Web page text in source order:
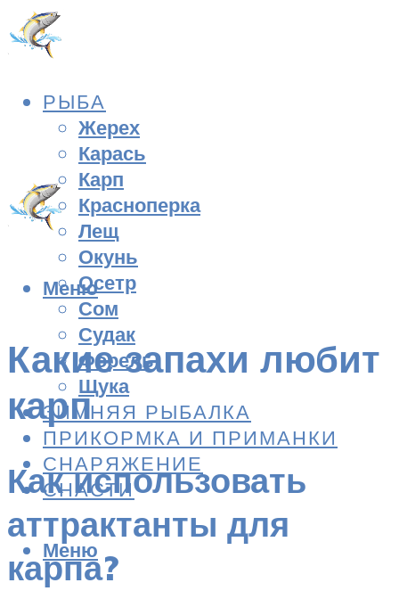
РЫБА
Жерех
Карась
Карп
Красноперка
Лещ
Окунь
Осетр
Сом
Судак
Форель
Щука
ЗИМНЯЯ РЫБАЛКА
ПРИКОРМКА И ПРИМАНКИ
СНАРЯЖЕНИЕ
СНАСТИ
Меню
Меню
Какие запахи любит
карп
Как использовать
аттрактанты для
карпа?